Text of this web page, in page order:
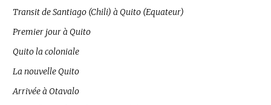
Transit de Santiago (Chili) à Quito (Equateur)
Premier jour à Quito
Quito la coloniale
La nouvelle Quito
Arrivée à Otavalo